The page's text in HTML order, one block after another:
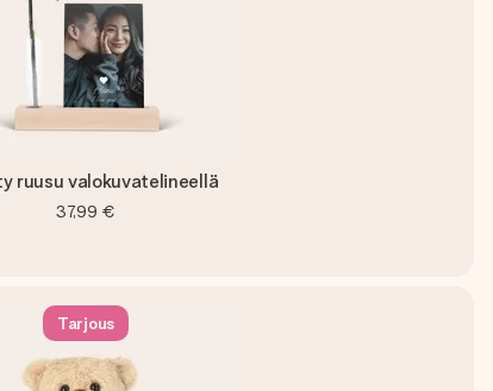
ruusu valokuvatelineellä
37,99 €
Tarjous